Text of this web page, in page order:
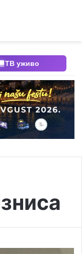
ТВ уживо